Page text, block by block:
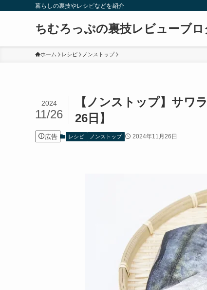
暮らしの裏技やレシピなどを紹介
ちむろっぷの裏技レビューブロ
ホーム レシピ ノンストップ
【ノンストップ】サワ
26日】
2024
11/26
広告 レシピ ノンストップ 2024年11月26日